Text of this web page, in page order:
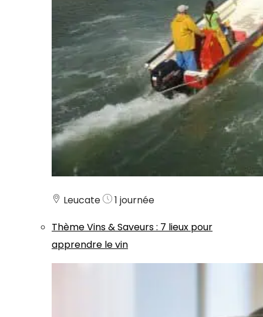
Leucate
1 journée
ThèmeVins & Saveurs: 7 lieux pour
apprendre le vin